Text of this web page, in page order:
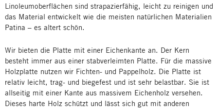
Linoleumoberflächen sind strapazierfähig, leicht zu reinigen und
das Material entwickelt wie die meisten natürlichen Materialien
Patina – es altert schön.
Wir bieten die Platte mit einer Eichenkante an. Der Kern
besteht immer aus einer stabverleimten Platte. Für die massive
Holzplatte nutzen wir Fichten- und Pappelholz. Die Platte ist
relativ leicht, trag- und biegefest und ist sehr belastbar. Sie ist
allseitig mit einer Kante aus massivem Eichenholz versehen.
Dieses harte Holz schützt und lässt sich gut mit anderen